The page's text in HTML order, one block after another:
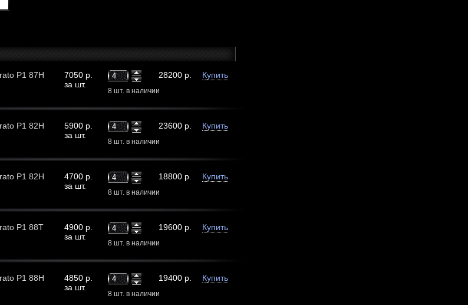
P1 87H
7050 р.
за шт.
8 шт. в наличии
28200 р. Купить
P1 82H
5900 р.
за шт.
8 шт. в наличии
23600 р. Купить
P1 82H
4700 р.
за шт.
8 шт. в наличии
18800 р. Купить
P1 88T
4900 р.
за шт.
8 шт. в наличии
19600 р. Купить
P1 88H
4850 р.
за шт.
8 шт. в наличии
19400 р. Купить